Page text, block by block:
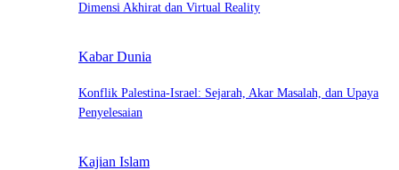
Dimensi Akhirat dan Virtual Reality
Kabar Dunia
Konflik Palestina-Israel: Sejarah, Akar Masalah, dan Upaya
Penyelesaian
Kajian Islam